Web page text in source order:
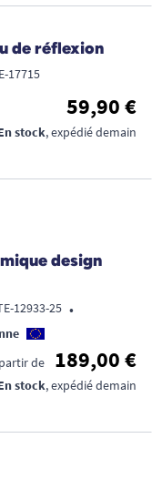
de réflexion
17715
59,90 €
stock, expédié demain
design
12933-25 •
de
189,00 €
stock, expédié demain